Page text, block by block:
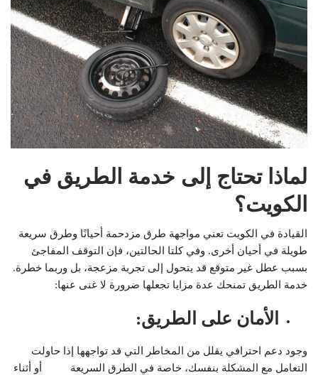
لماذا تحتاج إلى خدمة الطريق في
الكويت؟
القيادة في الكويت تعني مواجهة طرق مزدحمة أحيانًا وطرق سريعة
طويلة في أحيان أخرى. وفي كلتا الحالتين، فإن التوقف المفاجئ
بسبب عطل غير متوقع قد يتحول إلى تجربة مزعجة، بل وربما خطرة.
خدمة الطريق تمنحك عدة مزايا تجعلها ضرورة لا غنى عنها:
الأمان على الطريق:
وجود دعم احترافي يقلل من المخاطر التي قد تواجهها إذا حاولت
التعامل مع المشكلة بنفسك، خاصة في الطرق السريعة أو أثناء